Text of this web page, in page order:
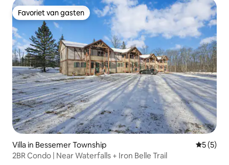
Favoriet van gasten
Favoriet van gasten
Villa in Bessemer Township
5 (5)
2BR Condo | Near Waterfalls + Iron Belle Trail